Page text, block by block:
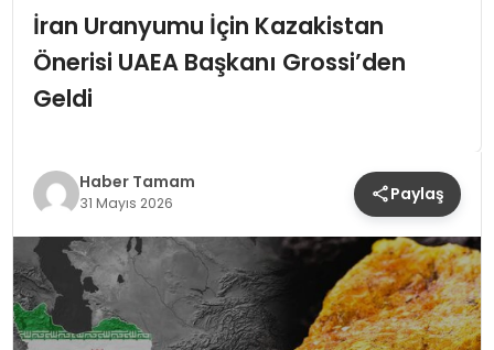
SAĞLIK
MAGAZIN
SIYASET
EĞITIM
İran Uranyumu İçin Kazakistan
Önerisi UAEA Başkanı Grossi’den
Geldi
Haber Tamam
31 Mayıs 2026 Paylaş